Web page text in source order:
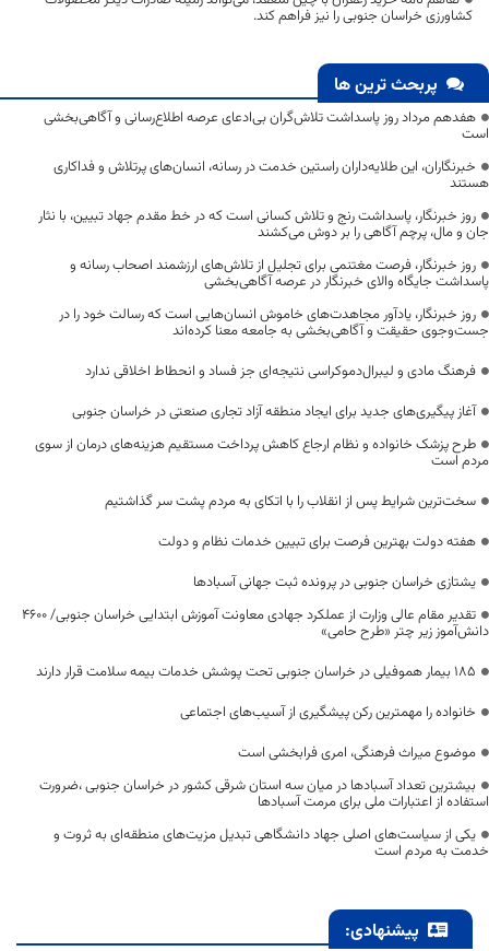
کشاورزی خراسان جنوبی را نیز فراهم کند.
پربحث ترین ها
هفدهم مرداد روز پاسداشت تلاش‌گران بی‌ادعای عرصه اطلاع‌رسانی و آگاهی‌بخشی
است
خبرنگاران، این طلایه‌داران راستین خدمت در رسانه، انسان‌های پرتلاش و فداکاری
هستند
روز خبرنگار، پاسداشت رنج و تلاش کسانی است که در خط مقدم جهاد تبیین، با نثار
جان و مال، پرچم آگاهی را بر دوش می‌کشند
روز خبرنگار، فرصت مغتنمی برای تجلیل از تلاش‌های ارزشمند اصحاب رسانه و
پاسداشت جایگاه والای خبرنگار در عرصه آگاهی‌بخشی
روز خبرنگار، یادآور مجاهدت‌های خاموش انسان‌هایی است که رسالت خود را در
جست‌وجوی حقیقت و آگاهی‌بخشی به جامعه معنا کرده‌اند
فرهنگ مادی و لیبرال‌دموکراسی نتیجه‌ای جز فساد و انحطاط اخلاقی ندارد
آغاز پیگیری‌های جدید برای ایجاد منطقه آزاد تجاری صنعتی در خراسان جنوبی
طرح پزشک خانواده و نظام ارجاع کاهش پرداخت مستقیم هزینه‌های درمان از سوی
مردم است
سخت‌ترین شرایط پس از انقلاب را با اتکای به مردم پشت سر گذاشتیم
هفته دولت بهترین فرصت برای تبیین خدمات نظام و دولت
یشتازی خراسان جنوبی در پرونده ثبت جهانی آسبادها
تقدیر مقام عالی وزارت از عملکرد جهادی معاونت آموزش ابتدایی خراسان جنوبی/ ۴۶۰۰
دانش‌آموز زیر چتر «طرح حامی»
۱۸۵ بیمار هموفیلی در خراسان جنوبی تحت پوشش خدمات بیمه سلامت قرار دارند
خانواده را مهمترین رکن پیشگیری از آسیب‌های اجتماعی
موضوع میراث فرهنگی، امری فرابخشی است
بیشترین تعداد آسبادها در میان سه استان شرقی کشور در خراسان جنوبی ،ضرورت
استفاده از اعتبارات ملی برای مرمت آسبادها
یکی از سیاست‌های اصلی جهاد دانشگاهی تبدیل مزیت‌های منطقه‌ای به ثروت و
خدمت به مردم است
پیشنهادی: